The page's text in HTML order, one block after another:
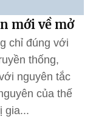
mới về mở
chỉ đúng với
thống,
nguyên tắc
của thế
gia...